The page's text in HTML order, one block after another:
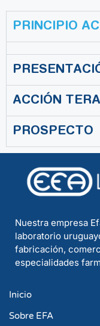
PRINCIPIO
ACCIÓN
PROSPECTO
Nuestra empresa
laboratorio
fabricación,
especialidades
Inicio
Sobre EFA